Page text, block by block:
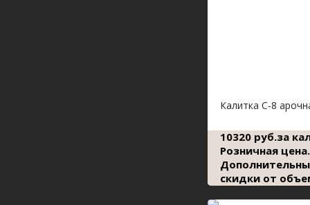
Калитка С-8
10320 руб.за
Розничная цена.
скидки от